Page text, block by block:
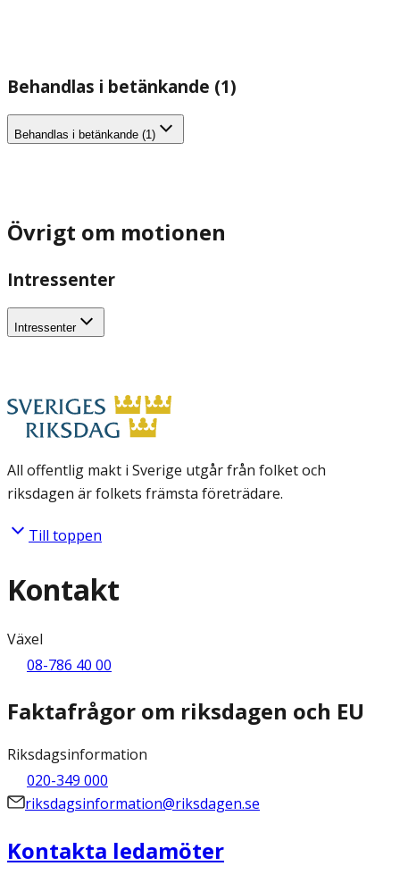
Behandlas i betänkande (1)
Behandlas i betänkande (1)
Övrigt om motionen
Intressenter
Intressenter
All offentlig makt i Sverige utgår från folket och
riksdagen är folkets främsta företrädare.
Till toppen
Kontakt
Växel
08-786 40 00
Faktafrågor om riksdagen och EU
Riksdagsinformation
020-349 000
riksdagsinformation@riksdagen.se
Kontakta ledamöter